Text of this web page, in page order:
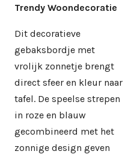
Trendy Woondecoratie
Dit decoratieve
gebaksbordje met
vrolijk zonnetje brengt
direct sfeer en kleur naar
tafel. De speelse strepen
in roze en blauw
gecombineerd met het
zonnige design geven